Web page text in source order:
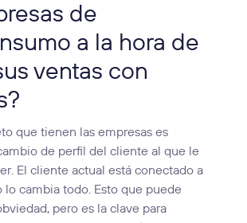
de
a la hora de
ventas con
que tienen las empresas es
de perfil del cliente al que le
El cliente actual está conectado a
lo cambia todo. Esto que puede
pero es la clave para